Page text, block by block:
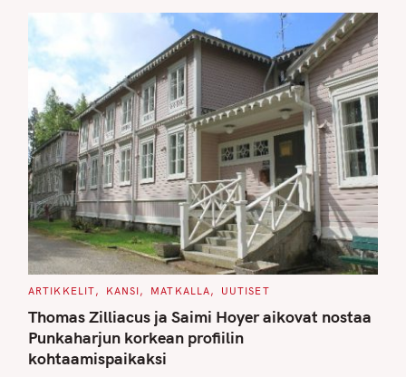
C
T
E
G
O
R
I
ARTIKKELIT KANSI MATKALLA UUTISET
Thomas Zilliacus ja Saimi Hoyer aikovat nostaa
Punkaharjun korkean profiilin
kohtaamispaikaksi